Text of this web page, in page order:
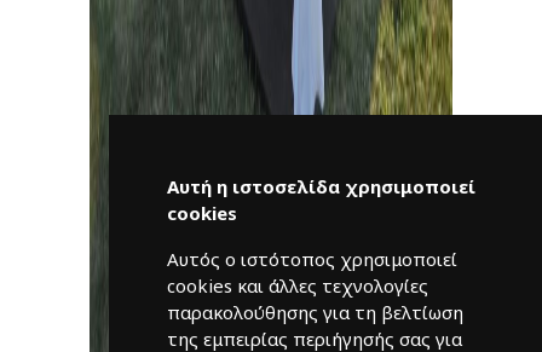
Αυτή η ιστοσελίδα χρησιμοποιεί
cookies
Αυτός ο ιστότοπος χρησιμοποιεί
cookies και άλλες τεχνολογίες
παρακολούθησης για τη βελτίωση
της εμπειρίας περιήγησής σας για